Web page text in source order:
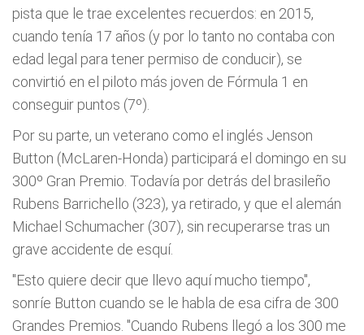
pista que le trae excelentes recuerdos: en 2015,
cuando tenía 17 años (y por lo tanto no contaba con
edad legal para tener permiso de conducir), se
convirtió en el piloto más joven de Fórmula 1 en
conseguir puntos (7º).
Por su parte, un veterano como el inglés Jenson
Button (McLaren-Honda) participará el domingo en su
300º Gran Premio. Todavía por detrás del brasileño
Rubens Barrichello (323), ya retirado, y que el alemán
Michael Schumacher (307), sin recuperarse tras un
grave accidente de esquí.
"Esto quiere decir que llevo aquí mucho tiempo",
sonríe Button cuando se le habla de esa cifra de 300
Grandes Premios. "Cuando Rubens llegó a los 300 me